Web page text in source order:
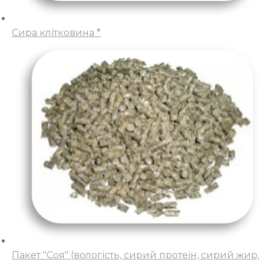
Сира клітковина *
Пакет "Соя" (вологість, сирий протеїн, сирий жир,